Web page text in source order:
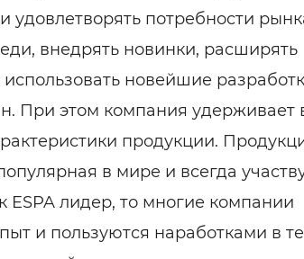
удовлетворять потребности
внедрять новинки, расширять
новейшие
При этом компания удерживает
продукции.
в мире и всегда
ESPA лидер, то многие компании
и пользуются наработками в